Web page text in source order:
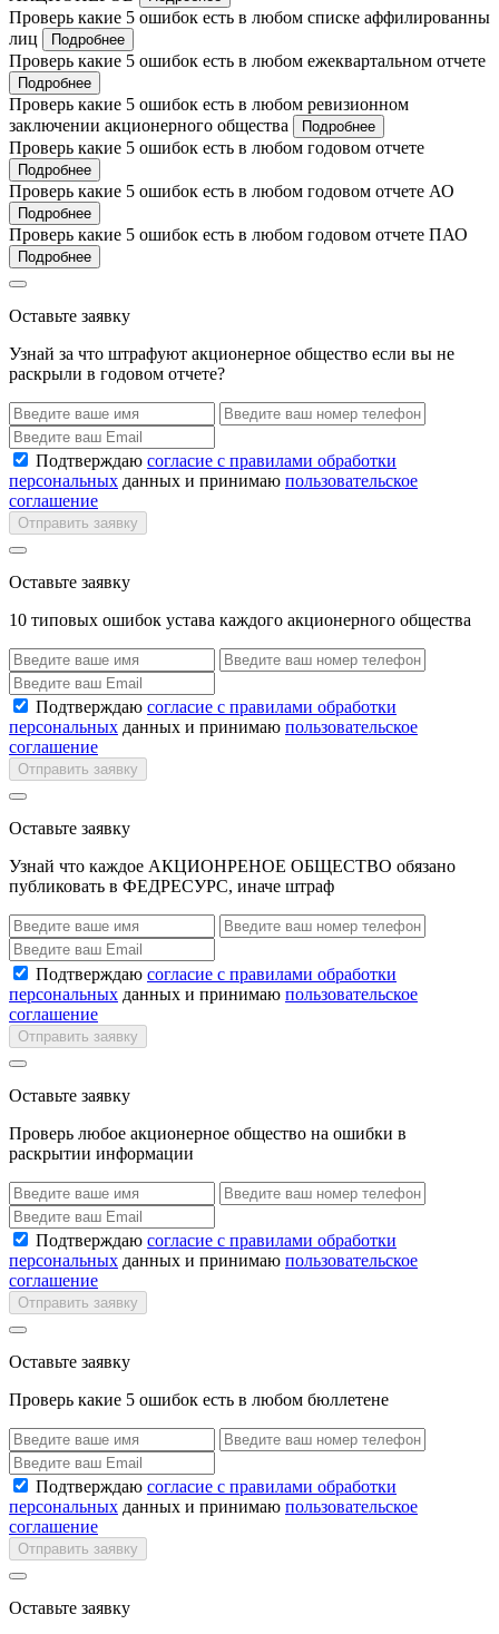
Проверь какие 5 ошибок есть в любом списке аффилированны
лиц
Подробнее
Проверь какие 5 ошибок есть в любом ежеквартальном отчете
Подробнее
Проверь какие 5 ошибок есть в любом ревизионном
заключении акционерного общества
Подробнее
Проверь какие 5 ошибок есть в любом годовом отчете
Подробнее
Проверь какие 5 ошибок есть в любом годовом отчете АО
Подробнее
Проверь какие 5 ошибок есть в любом годовом отчете ПАО
Подробнее
Оставьте заявку
Узнай за что штрафуют акционерное общество если вы не
раскрыли в годовом отчете?
Подтверждаю согласие с правилами обработки
персональных данных и принимаю пользовательское
соглашение
Отправить заявку
Оставьте заявку
10 типовых ошибок устава каждого акционерного общества
Подтверждаю согласие с правилами обработки
персональных данных и принимаю пользовательское
соглашение
Отправить заявку
Оставьте заявку
Узнай что каждое АКЦИОНРЕНОЕ ОБЩЕСТВО обязано
публиковать в ФЕДРЕСУРС, иначе штраф
Подтверждаю согласие с правилами обработки
персональных данных и принимаю пользовательское
соглашение
Отправить заявку
Оставьте заявку
Проверь любое акционерное общество на ошибки в
раскрытии информации
Подтверждаю согласие с правилами обработки
персональных данных и принимаю пользовательское
соглашение
Отправить заявку
Оставьте заявку
Проверь какие 5 ошибок есть в любом бюллетене
Подтверждаю согласие с правилами обработки
персональных данных и принимаю пользовательское
соглашение
Отправить заявку
Оставьте заявку